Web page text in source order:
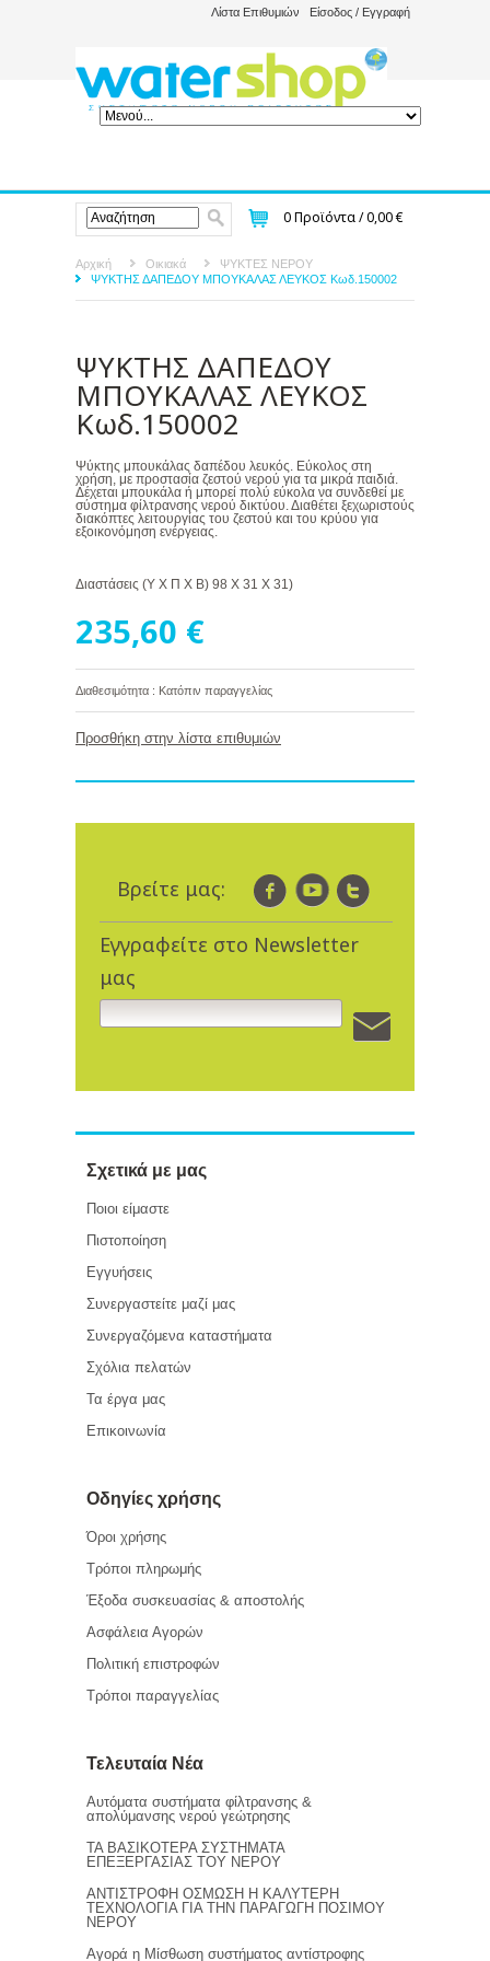
Λίστα Επιθυμιών Είσοδος / Εγγραφή
0Προϊόντα /0,00 €
Αρχική Οικιακά
ΨΥΚΤΕΣ ΝΕΡΟΥ
ΨΥΚΤΗΣ ΔΑΠΕΔΟΥ ΜΠΟΥΚΑΛΑΣ ΛΕΥΚΟΣ Κωδ.150002
ΨΥΚΤΗΣ ΔΑΠΕΔΟΥ
ΜΠΟΥΚΑΛΑΣ ΛΕΥΚΟΣ
Κωδ.150002
Ψύκτης μπουκάλας δαπέδου λευκός. Εύκολος στη
χρήση, με προστασία ζεστού νερού για τα μικρά παιδιά.
Δέχεται μπουκάλα ή μπορεί πολύ εύκολα να συνδεθεί με
σύστημα φίλτρανσης νερού δικτύου. Διαθέτει ξεχωριστούς
διακόπτες λειτουργίας του ζεστού και του κρύου για
εξοικονόμηση ενέργειας.
Διαστάσεις (Υ Χ Π Χ Β) 98 Χ 31 Χ 31)
235,60 €
Διαθεσιμότητα : Κατόπιν παραγγελίας
Προσθήκη στην λίστα επιθυμιών
Βρείτε μας:
Εγγραφείτε στο Newsletter
μας
Σχετικά με μας
Ποιοι είμαστε
Πιστοποίηση
Εγγυήσεις
Συνεργαστείτε μαζί μας
Συνεργαζόμενα καταστήματα
Σχόλια πελατών
Τα έργα μας
Επικοινωνία
Οδηγίες χρήσης
Όροι χρήσης
Τρόποι πληρωμής
Έξοδα συσκευασίας & αποστολής
Ασφάλεια Αγορών
Πολιτική επιστροφών
Τρόποι παραγγελίας
Τελευταία Νέα
Αυτόματα συστήματα φίλτρανσης &
απολύμανσης νερού γεώτρησης
ΤΑ ΒΑΣΙΚΟΤΕΡΑ ΣΥΣΤΗΜΑΤΑ
ΕΠΕΞΕΡΓΑΣΙΑΣ ΤΟΥ ΝΕΡΟΥ
ΑΝΤΙΣΤΡΟΦΗ ΟΣΜΩΣΗ Η ΚΑΛΥΤΕΡΗ
ΤΕΧΝΟΛΟΓΙΑ ΓΙΑ ΤΗΝ ΠΑΡΑΓΩΓΗ ΠΟΣΙΜΟΥ
ΝΕΡΟΥ
Αγορά η Μίσθωση συστήματος αντίστροφης